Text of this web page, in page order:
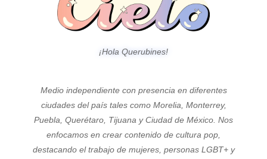
¡Hola Querubines!
Medio independiente con presencia en diferentes
ciudades del país tales como Morelia, Monterrey,
Puebla, Querétaro, Tijuana y Ciudad de México. Nos
enfocamos en crear contenido de cultura pop,
destacando el trabajo de mujeres, personas LGBT+ y